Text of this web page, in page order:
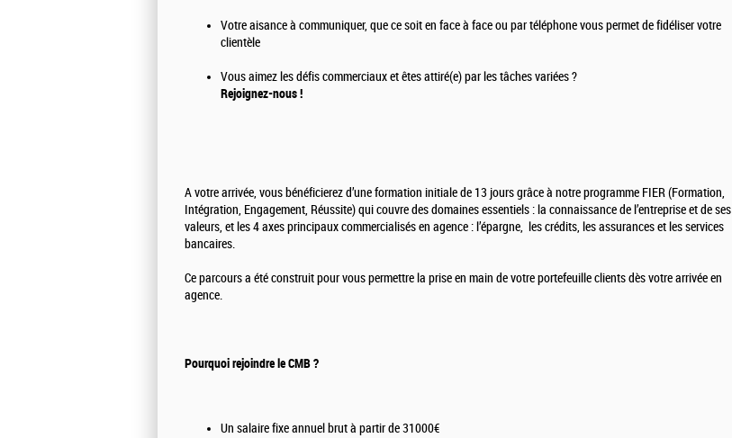
Votre aisance à communiquer, que ce soit en face à face ou par téléphone vous permet de fidéliser votre
clientèle
Vous aimez les défis commerciaux et êtes attiré(e) par les tâches variées ?
Rejoignez-nous !
A votre arrivée, vous bénéficierez d’une formation initiale de 13 jours grâce à notre programme FIER (Formation,
Intégration, Engagement, Réussite) qui couvre des domaines essentiels : la connaissance de l’entreprise et de ses
valeurs, et les 4 axes principaux commercialisés en agence : l’épargne, les crédits, les assurances et les services
bancaires.
Ce parcours a été construit pour vous permettre la prise en main de votre portefeuille clients dès votre arrivée en
agence.
Pourquoi rejoindre le CMB ?
Un salaire fixe annuel brut à partir de 31000€